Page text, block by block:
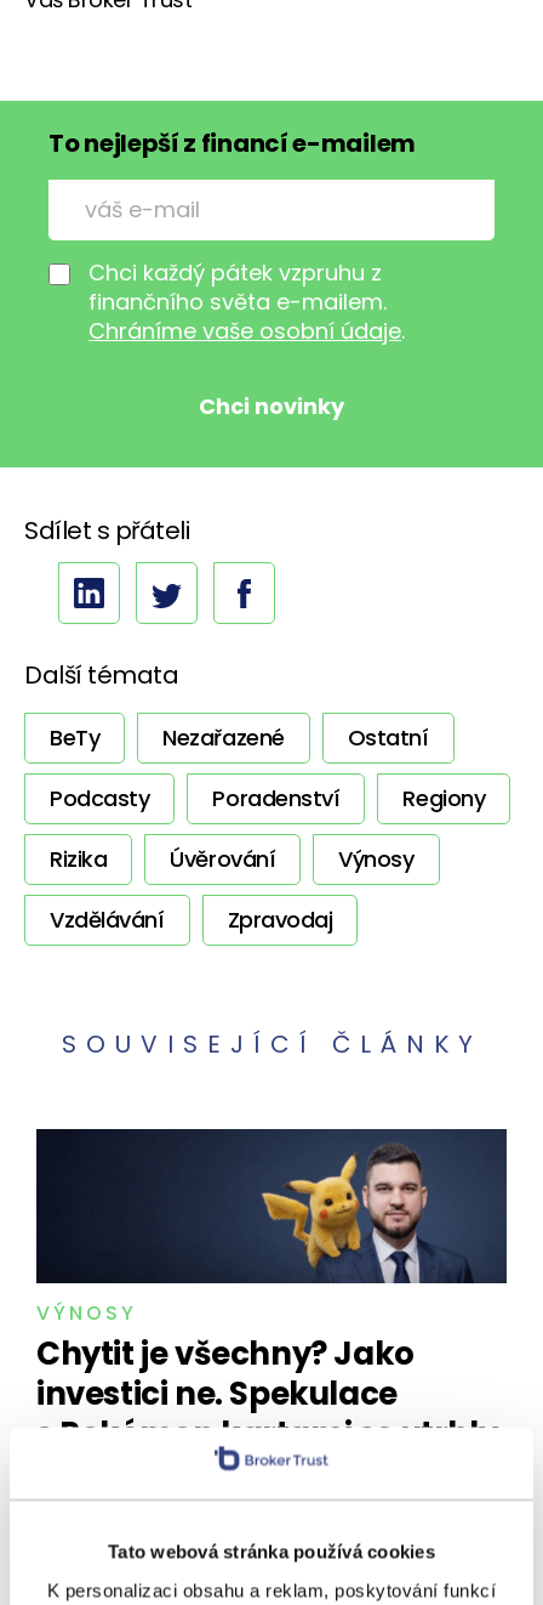
Tato webová stránka používá cookies
K personalizaci obsahu a reklam, poskytování funkcí
To nejlepší z financí e-mailem
Chci každý pátek vzpruhu z
finančního světa e-mailem.
Chráníme vaše osobní údaje.
Sdílet s přáteli
Další témata
BeTy Nezařazené
Ostatní
Podcasty
Poradenství
Regiony
Rizika
Úvěrování
Výnosy
Vzdělávání
Zpravodaj
SOUVISEJÍCÍ ČLÁNKY
VÝNOSY
Chytit je všechny? Jako
investici ne. Spekulace
s Pokémon kartami se utrhly
proč do nich teď neinvestovat. Pikachu, Charizard
nebo třeba Bulbasaur už 30 let baví děti i dospělé
po celém světě. Jenže tyhle…